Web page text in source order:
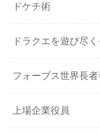
ドケチ術
ドラクエを遊び尽く
フォーブス世界長
上場企業役員